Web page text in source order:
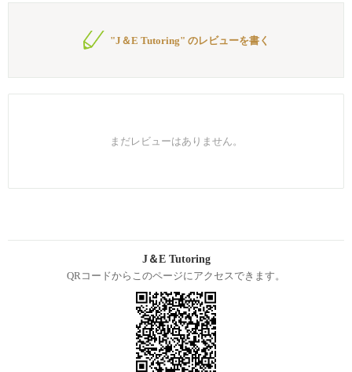
"J＆E Tutoring" のレビューを書く
まだレビューはありません。
J＆E Tutoring
QRコードからこのページにアクセスできます。